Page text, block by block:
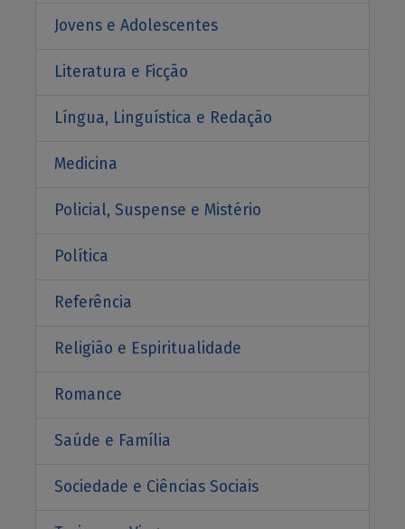
Jovens e Adolescentes
Literatura e Ficção
Língua, Linguística e Redação
Medicina
Policial, Suspense e Mistério
Política
Referência
Religião e Espiritualidade
Romance
Saúde e Família
Sociedade e Ciências Sociais